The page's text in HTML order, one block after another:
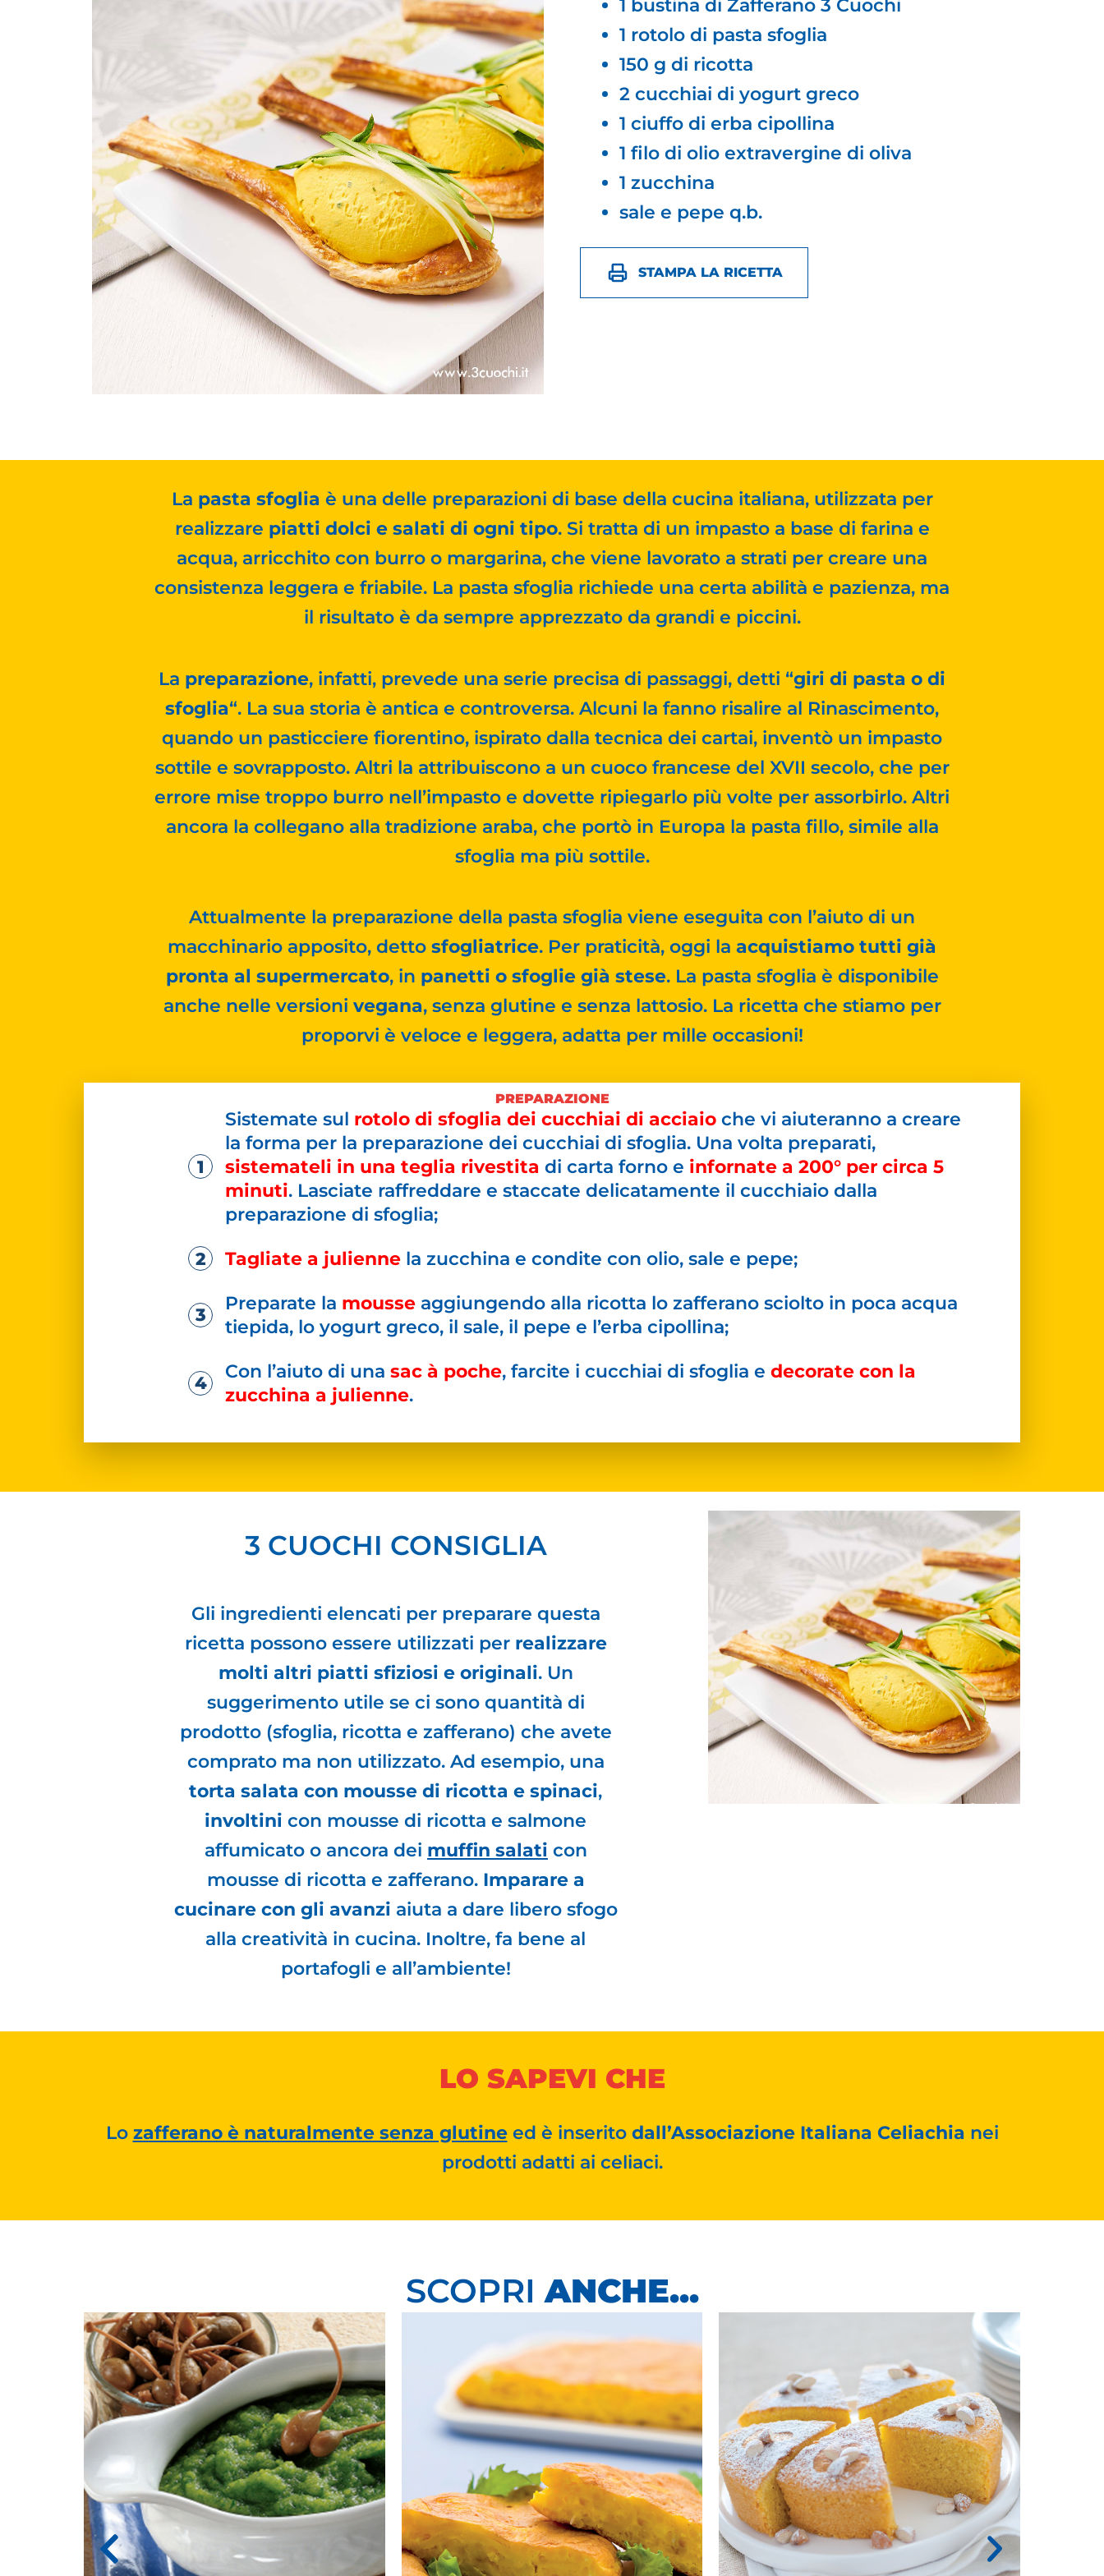
1 bustina di Zafferano 3 Cuochi
1 rotolo di pasta sfoglia
150 g di ricotta
2 cucchiai di yogurt greco
1 ciuffo di erba cipollina
1 filo di olio extravergine di oliva
1 zucchina
sale e pepe q.b.
STAMPA LA RICETTA
La pasta sfoglia è una delle preparazioni di base della cucina italiana, utilizzata per
realizzare piatti dolci e salati di ogni tipo. Si tratta di un impasto a base di farina e
acqua, arricchito con burro o margarina, che viene lavorato a strati per creare una
consistenza leggera e friabile. La pasta sfoglia richiede una certa abilità e pazienza, ma
il risultato è da sempre apprezzato da grandi e piccini.
La preparazione, infatti, prevede una serie precisa di passaggi, detti “giri di pasta o di
sfoglia“. La sua storia è antica e controversa. Alcuni la fanno risalire al Rinascimento,
quando un pasticciere fiorentino, ispirato dalla tecnica dei cartai, inventò un impasto
sottile e sovrapposto. Altri la attribuiscono a un cuoco francese del XVII secolo, che per
errore mise troppo burro nell’impasto e dovette ripiegarlo più volte per assorbirlo. Altri
ancora la collegano alla tradizione araba, che portò in Europa la pasta fillo, simile alla
sfoglia ma più sottile.
Attualmente la preparazione della pasta sfoglia viene eseguita con l’aiuto di un
macchinario apposito, detto sfogliatrice. Per praticità, oggi la acquistiamo tutti già
pronta al supermercato, in panetti o sfoglie già stese. La pasta sfoglia è disponibile
anche nelle versioni vegana, senza glutine e senza lattosio. La ricetta che stiamo per
proporvi è veloce e leggera, adatta per mille occasioni!
PREPARAZIONE
Sistemate sul rotolo di sfoglia dei cucchiai di acciaio che vi aiuteranno a creare
la forma per la preparazione dei cucchiai di sfoglia. Una volta preparati,
sistemateli in una teglia rivestita di carta forno e infornate a 200° per circa 5
minuti. Lasciate raffreddare e staccate delicatamente il cucchiaio dalla
preparazione di sfoglia;
Tagliate a julienne la zucchina e condite con olio, sale e pepe;
Preparate la mousse aggiungendo alla ricotta lo zafferano sciolto in poca acqua
tiepida, lo yogurt greco, il sale, il pepe e l’erba cipollina;
Con l’aiuto di una sac à poche, farcite i cucchiai di sfoglia e decorate con la
zucchina a julienne.
3 CUOCHI CONSIGLIA
Gli ingredienti elencati per preparare questa
ricetta possono essere utilizzati per realizzare
molti altri piatti sfiziosi e originali. Un
suggerimento utile se ci sono quantità di
prodotto (sfoglia, ricotta e zafferano) che avete
comprato ma non utilizzato. Ad esempio, una
torta salata con mousse di ricotta e spinaci,
involtini con mousse di ricotta e salmone
affumicato o ancora dei muffin salati con
mousse di ricotta e zafferano. Imparare a
cucinare con gli avanzi aiuta a dare libero sfogo
alla creatività in cucina. Inoltre, fa bene al
portafogli e all’ambiente!
LO SAPEVI CHE
Lo zafferano è naturalmente senza glutineed è inserito dall’Associazione Italiana Celiachia nei
prodotti adatti ai celiaci.
SCOPRIANCHE...